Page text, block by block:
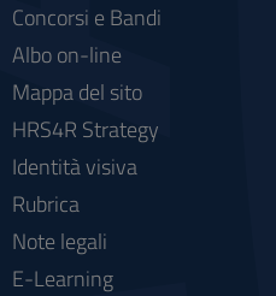
Concorsi e Bandi
Albo on-line
Mappa del sito
HRS4R Strategy
Identità visiva
Rubrica
Note legali
E-Learning